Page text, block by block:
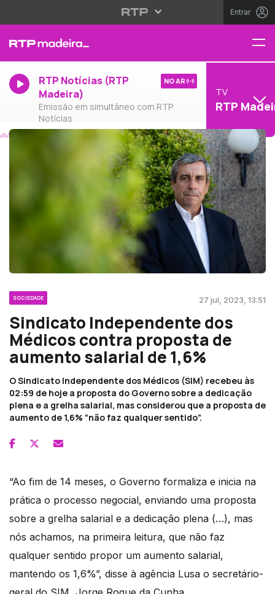
Entrar
RTP Notícias (RTP
Madeira)
Emissão em simultâneo com RTP
Notícias
NO AR
TV
RTP
SOCIEDADE 27 jul, 2023, 13:51
Sindicato Independente dos
Médicos contra proposta de
aumento salarial de 1,6%
O Sindicato Independente dos Médicos (SIM) recebeu às
02:59 de hoje a proposta do Governo sobre a dedicação
plena e a grelha salarial, mas considerou que a proposta de
aumento de 1,6% “não faz qualquer sentido”.
“Ao fim de 14 meses, o Governo formaliza e inicia na
prática o processo negocial, enviando uma proposta
sobre a grelha salarial e a dedicação plena (…), mas
nós achamos, na primeira leitura, que não faz
qualquer sentido propor um aumento salarial,
mantendo os 1,6%”, disse à agência Lusa o secretário-